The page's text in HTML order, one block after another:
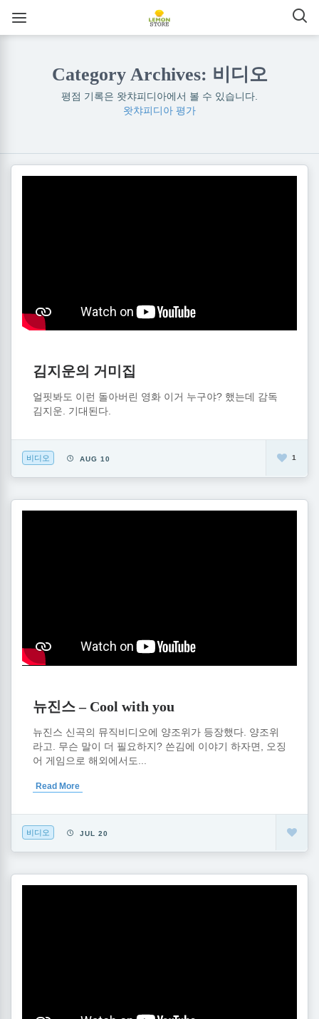
Category Archives: 비디오
평점 기록은 왓챠피디아에서 볼 수 있습니다.
왓챠피디아 평가
김지운의 거미집
얼핏봐도 이런 돌아버린 영화 이거 누구야? 했는데 감독
김지운. 기대된다.
비디오 AUG 10 1
뉴진스 – Cool with you
뉴진스 신곡의 뮤직비디오에 양조위가 등장했다. 양조위
라고. 무슨 말이 더 필요하지? 쓴김에 이야기 하자면, 오징
어 게임으로 해외에서도...
Read More
비디오 JUL 20